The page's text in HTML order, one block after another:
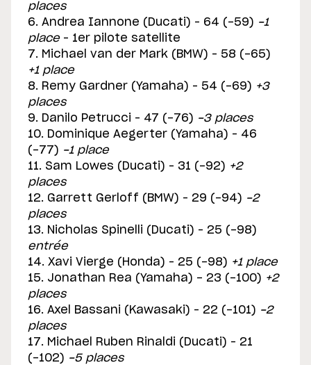
places
6. Andrea Iannone (Ducati) – 64 (-59) -1
place– 1er pilote satellite
7. Michael van der Mark (BMW) – 58 (-65)
+1 place
8. Remy Gardner (Yamaha) – 54 (-69) +3
places
9. Danilo Petrucci – 47 (-76) -3 places
10. Dominique Aegerter (Yamaha) – 46
(-77) -1 place
11. Sam Lowes (Ducati) – 31 (-92) +2
places
12. Garrett Gerloff (BMW) – 29 (-94) -2
places
13. Nicholas Spinelli (Ducati) – 25 (-98)
entrée
14. Xavi Vierge (Honda) – 25 (-98) +1 place
15. Jonathan Rea (Yamaha) - 23 (-100) +2
places
16. Axel Bassani (Kawasaki) – 22 (-101) -2
places
17. Michael Ruben Rinaldi (Ducati) – 21
(-102) -5 places